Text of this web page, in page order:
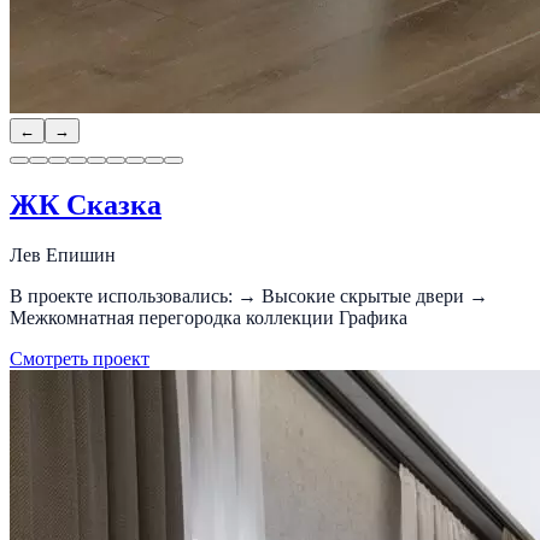
← →
ЖК Сказка
Лев Епишин
В проекте использовались: → Высокие скрытые двери →
Межкомнатная перегородка коллекции Графика
Смотреть проект